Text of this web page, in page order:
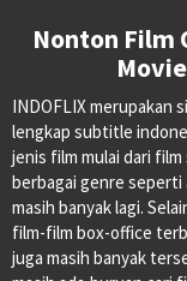
Nonton Film
INDOFLIX merupakan
lengkap subtitle
jenis film mulai dari
berbagai genre
masih banyak lagi.
film-film box-office
juga masih banyak